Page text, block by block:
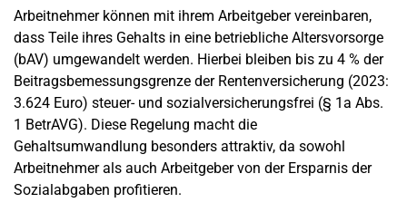
Arbeitnehmer können mit ihrem Arbeitgeber vereinbaren,
dass Teile ihres Gehalts in eine betriebliche Altersvorsorge
(bAV) umgewandelt werden. Hierbei bleiben bis zu 4 % der
Beitragsbemessungsgrenze der Rentenversicherung (2023:
3.624 Euro) steuer- und sozialversicherungsfrei (§ 1a Abs.
1 BetrAVG). Diese Regelung macht die
Gehaltsumwandlung besonders attraktiv, da sowohl
Arbeitnehmer als auch Arbeitgeber von der Ersparnis der
Sozialabgaben profitieren.